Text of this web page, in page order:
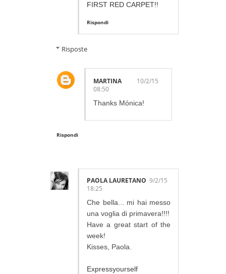
FIRST RED CARPET!!
Rispondi
Risposte
MARTINA
10/2/15
08:50
Thanks Mónica!
Rispondi
PAOLA LAURETANO 9/2/15
18:25
Che bella... mi hai messo
una voglia di primavera!!!!
Have a great start of the
week!
Kisses, Paola.
Expressyourself